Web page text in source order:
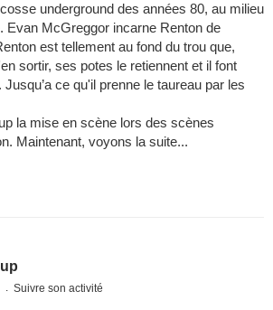
underground des années 80, au milieu
Evan McGreggor incarne Renton de
est tellement au fond du trou que,
sortir, ses potes le retiennent et il font
ce qu'il prenne le taureau par les
la mise en scène lors des scènes
Maintenant, voyons la suite...
Suivre son activité